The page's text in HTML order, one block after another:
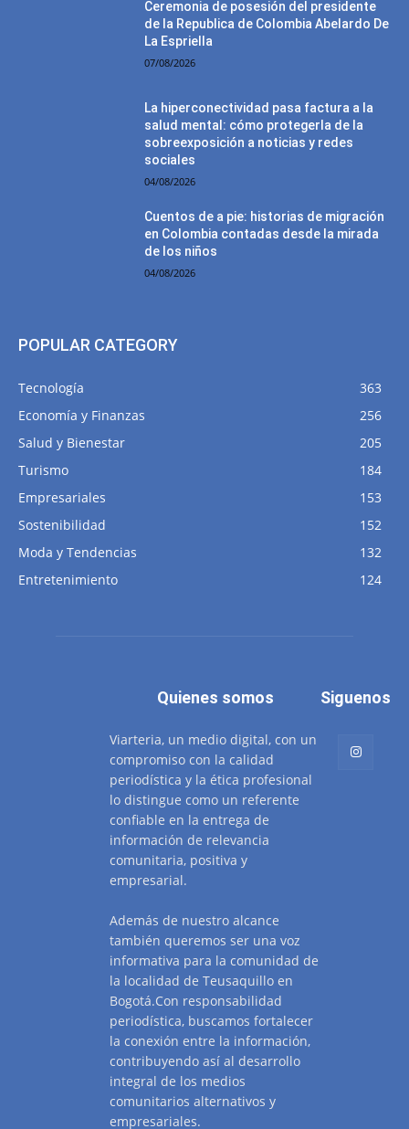
Ceremonia de posesión del presidente
de la Republica de Colombia Abelardo De
La Espriella
07/08/2026
La hiperconectividad pasa factura a la
salud mental: cómo protegerla de la
sobreexposición a noticias y redes
sociales
04/08/2026
Cuentos de a pie: historias de migración
en Colombia contadas desde la mirada
de los niños
04/08/2026
POPULAR CATEGORY
Tecnología
363
Economía y Finanzas
256
Salud y Bienestar
205
Turismo
184
Empresariales
153
Sostenibilidad
152
Moda y Tendencias
132
Entretenimiento
124
Quienes somos
Viarteria, un medio digital, con un
compromiso con la calidad
periodística y la ética profesional
lo distingue como un referente
confiable en la entrega de
información de relevancia
comunitaria, positiva y
empresarial.
Además de nuestro alcance
también queremos ser una voz
informativa para la comunidad de
la localidad de Teusaquillo en
Bogotá.Con responsabilidad
periodística, buscamos fortalecer
la conexión entre la información,
contribuyendo así al desarrollo
integral de los medios
comunitarios alternativos y
empresariales.
Siguenos